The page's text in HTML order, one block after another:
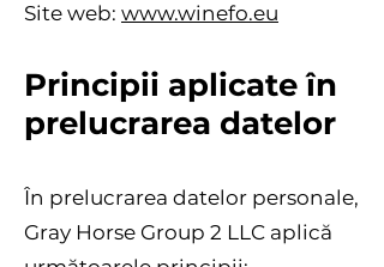
Site web: www.winefo.eu
Principii aplicate în
prelucrarea datelor
În prelucrarea datelor personale,
Gray Horse Group 2 LLC aplică